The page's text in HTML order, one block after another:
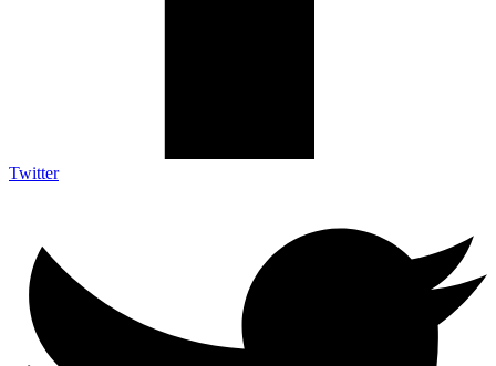
Twitter